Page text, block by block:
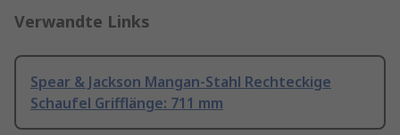
Verwandte Links
Spear & Jackson Mangan-Stahl Rechteckige
Schaufel Grifflänge: 711 mm